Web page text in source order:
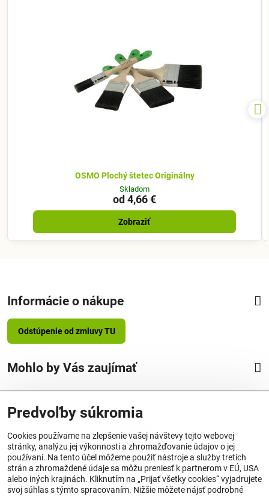
OSMO Plochý štetec Originálny
Skladom
od 4,66 €
Zobraziť
Informácie o nákupe
Odstúpenie od zmluvy TU
Mohlo by Vás zaujímať
Vyrobené v Nemecku
Originálne produkty OSMO
Predvoľby súkromia
Cookies používame na zlepšenie vašej návštevy tejto webovej
stránky, analýzu jej výkonnosti a zhromažďovanie údajov o jej
používaní. Na tento účel môžeme použiť nástroje a služby tretích
strán a zhromaždené údaje sa môžu preniesť k partnerom v EÚ, USA
alebo iných krajinách. Kliknutím na „Prijať všetky cookies“ vyjadrujete
svoj súhlas s týmto spracovaním. Nižšie môžete nájsť podrobné